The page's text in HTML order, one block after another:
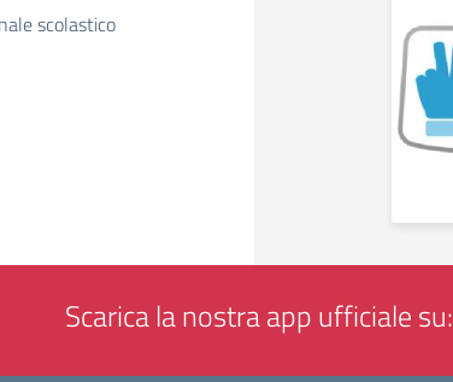
scolastico
Scarica la nostra app ufficiale su: